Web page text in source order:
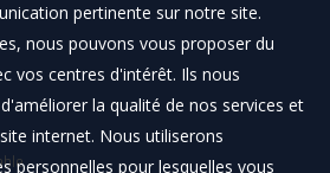
pertinente sur notre site.
nous pouvons vous proposer du
vos centres d'intérêt. Ils nous
la qualité de nos services et
internet. Nous utiliserons
personnelles pour lesquelles vous